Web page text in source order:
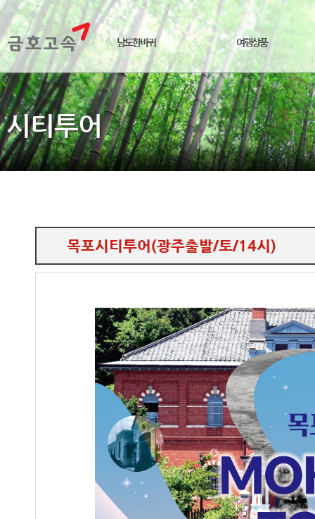
남도한바퀴 여행상품
시티투어
목포시티투어(광주출발/토/14시)